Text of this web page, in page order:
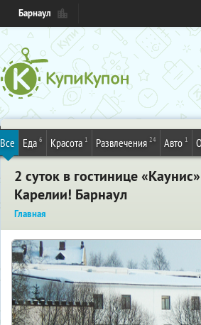
Барнаул
Все Еда 6 Красота 1 Развлечения 24 Авто 1
2 суток в гостинице
Карелии! Барнаул
Главная